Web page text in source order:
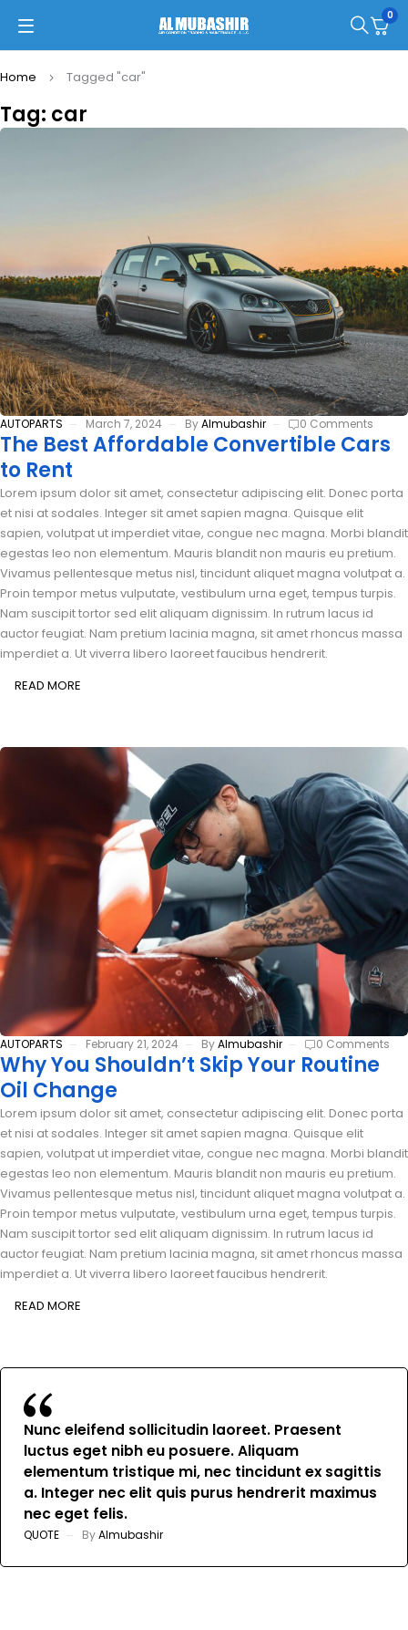
0
Tag: car
Home Tagged "car"
AUTOPARTS March 7, 2024 ByAlmubashir 0 Comments
The Best Affordable Convertible Cars
to Rent
Lorem ipsum dolor sit amet, consectetur adipiscing elit. Donec porta
et nisi at sodales. Integer sit amet sapien magna. Quisque elit
sapien, volutpat ut imperdiet vitae, congue nec magna. Morbi blandit
egestas leo non elementum. Mauris blandit non mauris eu pretium.
Vivamus pellentesque metus nisl, tincidunt aliquet magna volutpat a.
Proin tempor metus vulputate, vestibulum urna eget, tempus turpis.
Nam suscipit tortor sed elit aliquam dignissim. In rutrum lacus id
auctor feugiat. Nam pretium lacinia magna, sit amet rhoncus massa
imperdiet a. Ut viverra libero laoreet faucibus hendrerit.
READ MORE
AUTOPARTS February 21, 2024 ByAlmubashir 0 Comments
Why You Shouldn’t Skip Your Routine
Oil Change
Lorem ipsum dolor sit amet, consectetur adipiscing elit. Donec porta
et nisi at sodales. Integer sit amet sapien magna. Quisque elit
sapien, volutpat ut imperdiet vitae, congue nec magna. Morbi blandit
egestas leo non elementum. Mauris blandit non mauris eu pretium.
Vivamus pellentesque metus nisl, tincidunt aliquet magna volutpat a.
Proin tempor metus vulputate, vestibulum urna eget, tempus turpis.
Nam suscipit tortor sed elit aliquam dignissim. In rutrum lacus id
auctor feugiat. Nam pretium lacinia magna, sit amet rhoncus massa
imperdiet a. Ut viverra libero laoreet faucibus hendrerit.
READ MORE
Nunc eleifend sollicitudin laoreet. Praesent
luctus eget nibh eu posuere. Aliquam
elementum tristique mi, nec tincidunt ex sagittis
a. Integer nec elit quis purus hendrerit maximus
nec eget felis.
QUOTE ByAlmubashir